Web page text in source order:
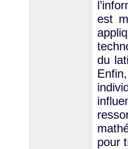
est
du
pour